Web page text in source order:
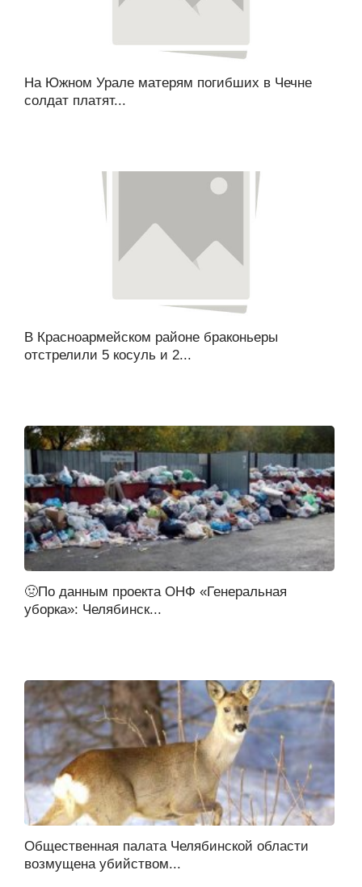
На Южном Урале матерям погибших в Чечне
солдат платят...
В Красноармейском районе браконьеры
отстрелили 5 косуль и 2...
🤢По данным проекта ОНФ «Генеральная
уборка»: Челябинск...
Общественная палата Челябинской области
возмущена убийством...